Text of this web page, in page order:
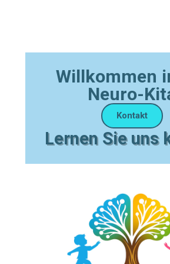
Willkommen
Neuro-
Kontakt
Lernen Sie uns